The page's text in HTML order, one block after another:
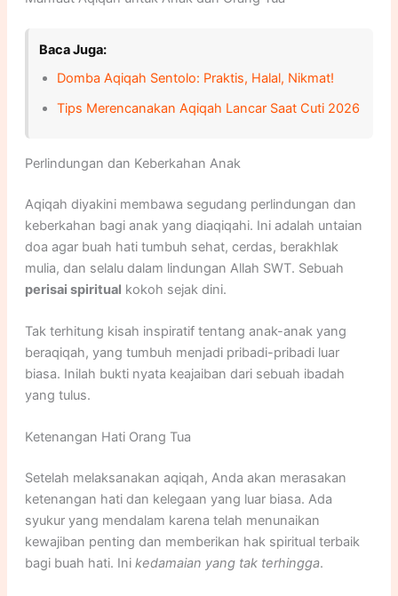
Baca Juga:
Domba Aqiqah Sentolo: Praktis, Halal, Nikmat!
Tips Merencanakan Aqiqah Lancar Saat Cuti 2026
Perlindungan dan Keberkahan Anak
Aqiqah diyakini membawa segudang perlindungan dan
keberkahan bagi anak yang diaqiqahi. Ini adalah untaian
doa agar buah hati tumbuh sehat, cerdas, berakhlak
mulia, dan selalu dalam lindungan Allah SWT. Sebuah
perisai spiritual kokoh sejak dini.
Tak terhitung kisah inspiratif tentang anak-anak yang
beraqiqah, yang tumbuh menjadi pribadi-pribadi luar
biasa. Inilah bukti nyata keajaiban dari sebuah ibadah
yang tulus.
Ketenangan Hati Orang Tua
Setelah melaksanakan aqiqah, Anda akan merasakan
ketenangan hati dan kelegaan yang luar biasa. Ada
syukur yang mendalam karena telah menunaikan
kewajiban penting dan memberikan hak spiritual terbaik
bagi buah hati. Ini kedamaian yang tak terhingga.